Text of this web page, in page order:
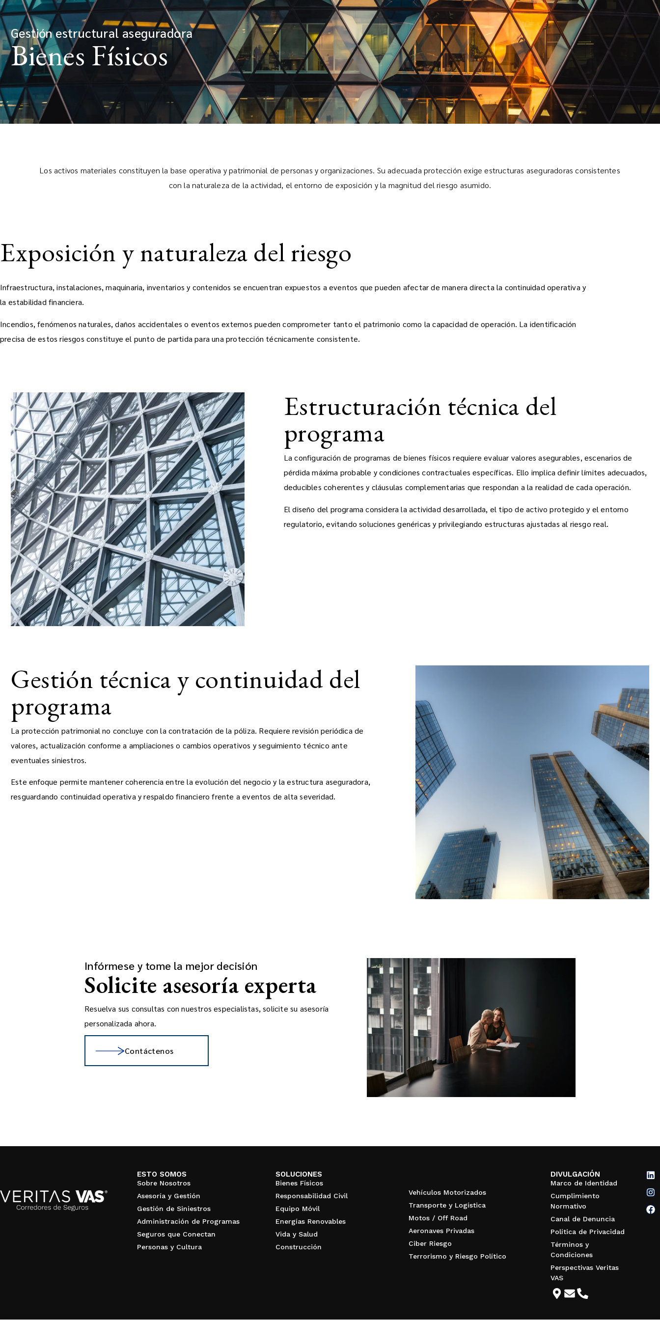
Gestión estructural aseguradora
Bienes Físicos
Los activos materiales constituyen la base operativa y patrimonial de personas y organizaciones. Su adecuada protección exige estructuras aseguradoras consistentes
con la naturaleza de la actividad, el entorno de exposición y la magnitud del riesgo asumido.
Exposición y naturaleza del riesgo
Infraestructura, instalaciones, maquinaria, inventarios y contenidos se encuentran expuestos a eventos que pueden afectar de manera directa la continuidad operativa y
la estabilidad financiera.
Incendios, fenómenos naturales, daños accidentales o eventos externos pueden comprometer tanto el patrimonio como la capacidad de operación. La identificación
precisa de estos riesgos constituye el punto de partida para una protección técnicamente consistente.
Estructuración técnica del
programa
La configuración de programas de bienes físicos requiere evaluar valores asegurables, escenarios de
pérdida máxima probable y condiciones contractuales específicas. Ello implica definir límites adecuados,
deducibles coherentes y cláusulas complementarias que respondan a la realidad de cada operación.
El diseño del programa considera la actividad desarrollada, el tipo de activo protegido y el entorno
regulatorio, evitando soluciones genéricas y privilegiando estructuras ajustadas al riesgo real.
Gestión técnica y continuidad del
programa
La protección patrimonial no concluye con la contratación de la póliza. Requiere revisión periódica de
valores, actualización conforme a ampliaciones o cambios operativos y seguimiento técnico ante
eventuales siniestros.
Este enfoque permite mantener coherencia entre la evolución del negocio y la estructura aseguradora,
resguardando continuidad operativa y respaldo financiero frente a eventos de alta severidad.
Infórmese y tome la mejor decisión
Solicite asesoría experta
Resuelva sus consultas con nuestros especialistas, solicite su asesoría
personalizada ahora.
Contáctenos
ESTO SOMOS
Sobre Nosotros
Asesoría y Gestión
Gestión de Siniestros
Administración de Programas
Seguros que Conectan
Personas y Cultura
SOLUCIONES
Bienes Físicos
Responsabilidad Civil
Equipo Móvil
Energías Renovables
Vida y Salud
Construcción
Vehículos Motorizados
Transporte y Logística
Motos / Off Road
Aeronaves Privadas
Ciber Riesgo
Terrorismo y Riesgo Político
DIVULGACIÓN
Marco de Identidad
Cumplimiento
Normativo
Canal de Denuncia
Política de Privacidad
Términos y
Condiciones
Perspectivas Veritas
VAS